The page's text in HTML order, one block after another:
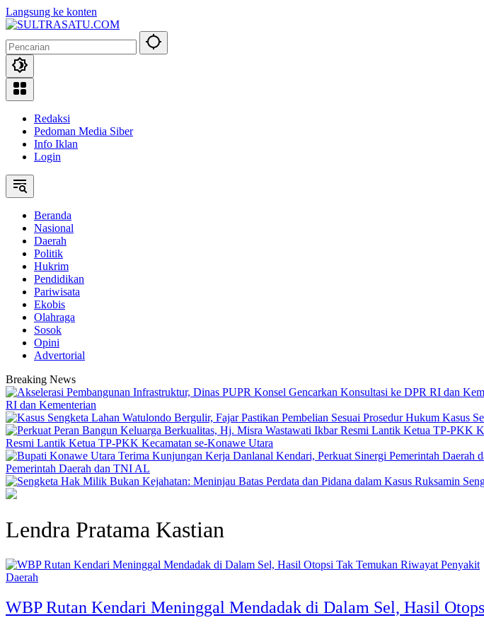
Langsung ke konten
Redaksi
Pedoman Media Siber
Info Iklan
Login
Beranda
Nasional
Daerah
Politik
Hukrim
Pendidikan
Pariwisata
Ekobis
Olahraga
Sosok
Opini
Advertorial
Breaking News
RI dan Kementerian
‎Kasus
Resmi Lantik Ketua TP-PKK Kecamatan se-Konawe Utara
Pemerintah Daerah dan TNI AL
Lendra Pratama Kastian
Daerah
WBP Rutan Kendari Meninggal Mendadak di Dalam Sel, Hasil